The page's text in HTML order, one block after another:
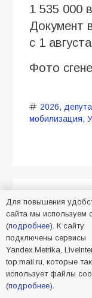
1 535 000
Документ
с 1
Фото
2026,
мобилизация,
В
04.08.2026
Новости в
Для повышения
сайта мы используем
(подробнее). К сайту
подключены сервисы
Yandex.Metrika,
top.mail.ru, которые
использует файлы
(подробнее).